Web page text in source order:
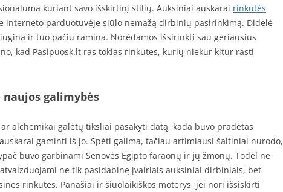
kuriant savo išskirtinį stilių. Auksiniai auskarai rinkutės
interneto parduotuvėje siūlo nemažą dirbinių pasirinkimą. Didelė
ir tuo pačiu ramina. Norėdamos išsirinkti sau geriausius
kad Pasipuosk.lt ras tokias rinkutes, kurių niekur kitur rasti
naujos galimybės
alchemikai galėtų tiksliai pasakyti datą, kada buvo pradėtas
gaminti iš jo. Spėti galima, tačiau artimiausi šaltiniai nurodo,
buvo garbinami Senovės Egipto faraonų ir jų žmonų. Todėl ne
ne tik pasidabinę įvairiais auksiniai dirbiniais, bet
rinkutes. Panašiai ir šiuolaikiškos moterys, jei nori išsiskirti